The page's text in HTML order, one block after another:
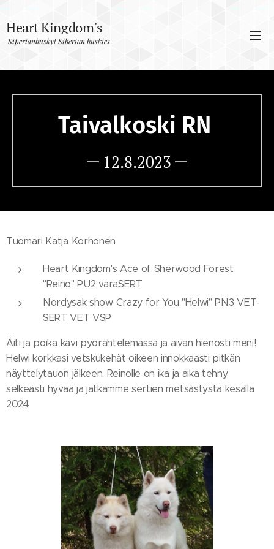
Heart Kingdom's
Siperianhuskyt
Siberian huskies
Siperianhuskyt Siberian huskies
Taivalkoski RN
12.8.2023
Tuomari Katja Korhonen
Heart Kingdom's Ace of Sherwood Forest
"Reino" PU2 varaSERT
Nordysak show Crazy for You "Helwi" PN3 VET-
SERT VET VSP
Äiti ja poika kävi pyörähtelemässä ja aivan hienosti meni!
Helwi korkkasi vetskukehät oikeen innokkaasti pitkän
näyttelytauon jälkeen. Reinolle on ikä ja aika tehny
selkeästi hyvää ja jatkamme sertien metsästystä kesällä
2024